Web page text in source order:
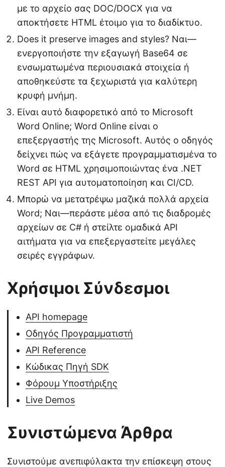
με το αρχείο σας DOC/DOCX για να
αποκτήσετε HTML έτοιμο για το διαδίκτυο.
Does it preserve images and styles? Ναι—
ενεργοποιήστε την εξαγωγή Base64 σε
ενσωματωμένα περιουσιακά στοιχεία ή
αποθηκεύστε τα ξεχωριστά για καλύτερη
κρυφή μνήμη.
Είναι αυτό διαφορετικό από το Microsoft
Word Online; Word Online είναι ο
επεξεργαστής της Microsoft. Αυτός ο οδηγός
δείχνει πώς να εξάγετε προγραμματισμένα το
Word σε HTML χρησιμοποιώντας ένα .NET
REST API για αυτοματοποίηση και CI/CD.
Μπορώ να μετατρέψω μαζικά πολλά αρχεία
Word; Ναι—περάστε μέσα από τις διαδρομές
αρχείων σε C# ή στείλτε ομαδικά API
αιτήματα για να επεξεργαστείτε μεγάλες
σειρές εγγράφων.
Χρήσιμοι Σύνδεσμοι
API homepage
Οδηγός Προγραμματιστή
API Reference
Κώδικας Πηγή SDK
Φόρουμ Υποστήριξης
Live Demos
Συνιστώμενα Άρθρα
Συνιστούμε ανεπιφύλακτα την επίσκεψη στους